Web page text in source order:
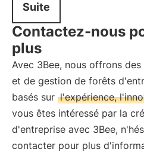
Suite
Contactez-nous
plus
Avec 3Bee, nous offrons
et de gestion de forêts
basés sur l'expérience,
vous êtes intéressé par la
d'entreprise avec 3Bee,
contacter pour plus